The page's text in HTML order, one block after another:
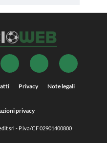
Privacy Note legali
privacy
srl - P.iva/CF 02901400800